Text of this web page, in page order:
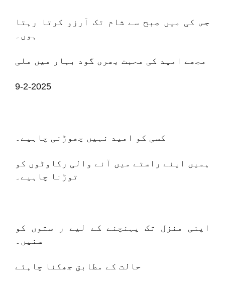
جس کی میں صبح سے شام تک آرزو کرتا رہتا
ہوں۔
مجھے امید کی محبت بھری گود بہار میں ملی
9-2-2025
کسی کو امید نہیں چھوڑنی چاہیے۔
ہمیں اپنے راستے میں آنے والی رکاوٹوں کو
توڑنا چاہیے۔
اپنی منزل تک پہنچنے کے لیے راستوں کو
سنیں۔
حالت کے مطابق جھکنا چاہئے